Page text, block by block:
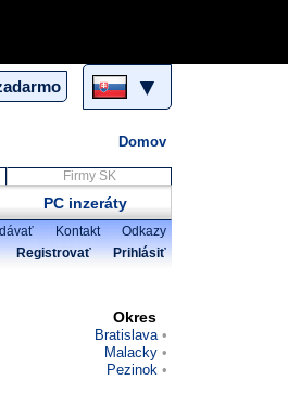
▼
Domov
Firmy SK
PC inzeráty
Kontakt
Odkazy
Registrovať
Prihlásiť
Okres
Bratislava
Malacky
Pezinok